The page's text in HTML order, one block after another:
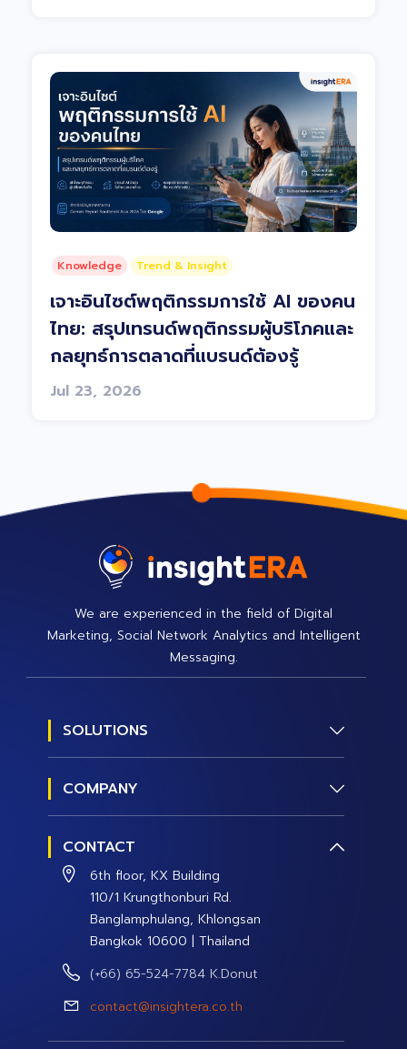
Knowledge Trend & Insight
เจาะอินไซต์พฤติกรรมการใช้ AI ของคน
ไทย: สรุปเทรนด์พฤติกรรมผู้บริโภคและ
กลยุทธ์การตลาดที่แบรนด์ต้องรู้
Jul 23, 2026
We are experienced in the field of Digital
Marketing, Social Network Analytics and Intelligent
Messaging.
SOLUTIONS
Social Management
Social Campaign
COMPANY
Contact Us
Careers
CONTACT
6th floor, KX Building
110/1 Krungthonburi Rd.
Banglamphulang, Khlongsan
Bangkok 10600 | Thailand
(+66) 65-524-7784 K.Donut
contact@insightera.co.th